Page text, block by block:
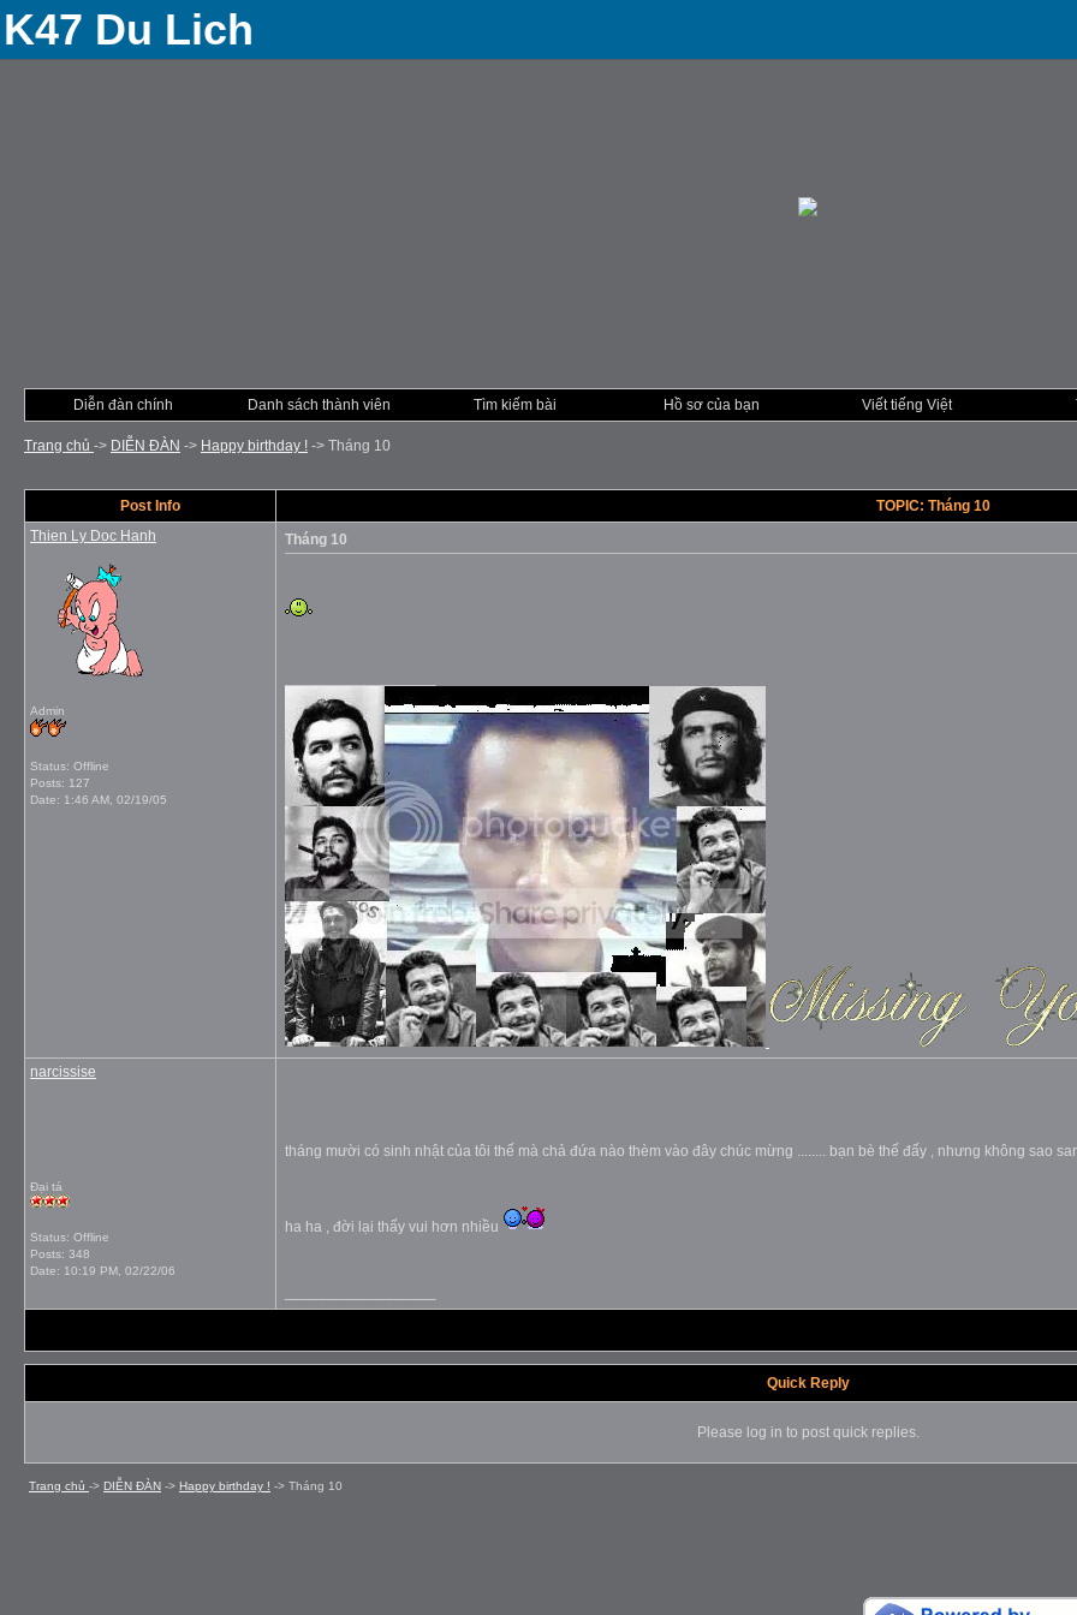
K47 Du Lich
Diễn đàn chính Danh sách thành viên Tìm kiếm bài Hồ sơ của bạn Viết tiếng Việt
Trang chủ -> DIỄN ÐÀN -> Happy birthday ! -> Tháng 10
Post Info
TOPIC: Tháng 10
Thien Ly Doc Hanh
Admin
Status: Offline
Posts: 127
Date: 1:46 AM, 02/19/05
Tháng 10
narcissise
Đại tá
Status: Offline
Posts: 348
Date: 10:19 PM, 02/22/06
tháng mười có sinh nhật của tôi thế mà chả đứa nào thèm vào đây chúc mừng ........ bạn bè thế đấy , nhưng không sao
ha ha , đời lại thấy vui hơn nhiều
Quick Reply
Please log in to post quick replies.
Trang chủ -> DIỄN ÐÀN -> Happy birthday ! -> Tháng 10